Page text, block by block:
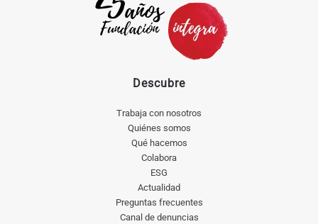
Descubre
Trabaja con nosotros
Quiénes somos
Qué hacemos
Colabora
ESG
Actualidad
Preguntas frecuentes
Canal de denuncias